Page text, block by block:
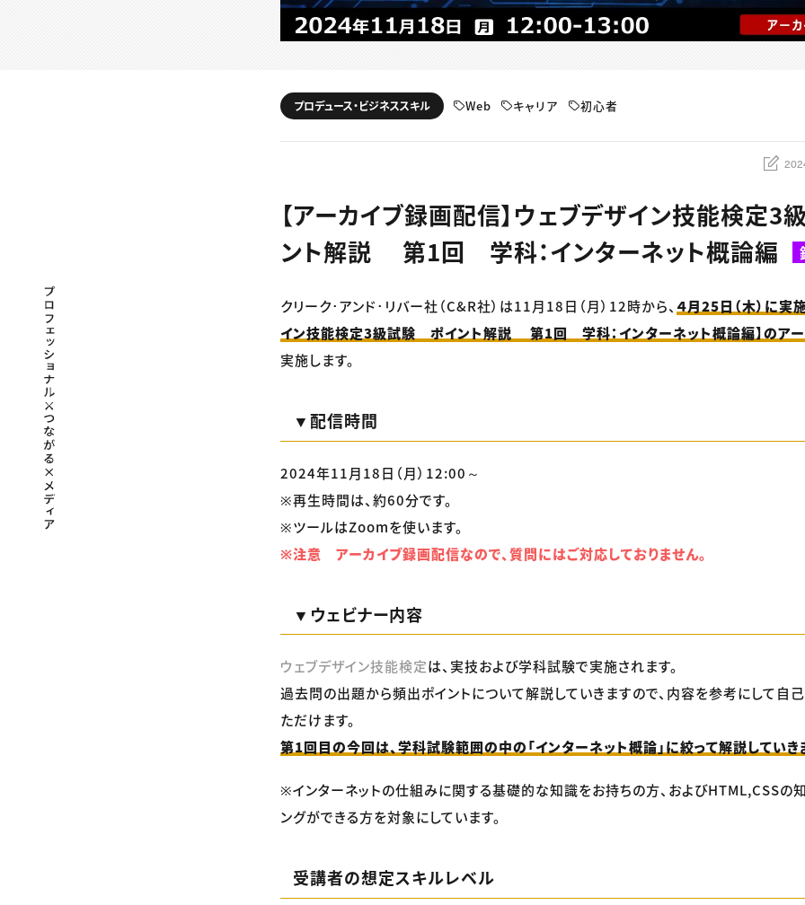
プロデュース・ビジネススキル Web キャリア 初心者
【アーカイブ録画配信】ウェブデザイン技能検定
ント解説 第1回 学科：インターネット概論編
クリーク･アンド･リバー社（C&R社）は11月18日（月）12時から、 ４月25日（木）に実
イン技能検定3級試験 ポイント解説 第1回 学科：インターネット概論編】のア
実施します。
▼配信時間
2024年11月18日（月）12:00～
※再生時間は、約60分です。
※ツールはZoomを使います。
※注意 アーカイブ録画配信なので、質問にはご対応しておりません。
▼ウェビナー内容
ウェブデザイン技能検定は、実技および学科試験で実施されます。
過去問の出題から頻出ポイントについて解説していきますので、内容を参考にして自
ただけます。
第1回目の今回は、学科試験範囲の中の「インターネット概論」に絞って解説していき
※インターネットの仕組みに関する基礎的な知識をお持ちの方、およびHTML,CSSの
ングができる方を対象にしています。
受講者の想定スキルレベル